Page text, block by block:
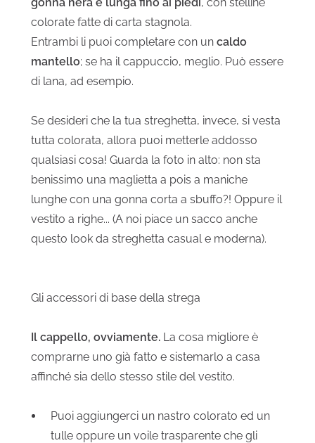
colorate fatte di carta stagnola.
Entrambi li puoi completare con un caldo
mantello; se ha il cappuccio, meglio. Può essere
di lana, ad esempio.
Se desideri che la tua streghetta, invece, si vesta
tutta colorata, allora puoi metterle addosso
qualsiasi cosa! Guarda la foto in alto: non sta
benissimo una maglietta a pois a maniche
lunghe con una gonna corta a sbuffo?! Oppure il
vestito a righe... (A noi piace un sacco anche
questo look da streghetta casual e moderna).
Gli accessori di base della strega
Il cappello, ovviamente. La cosa migliore è
comprarne uno già fatto e sistemarlo a casa
affinché sia dello stesso stile del vestito.
Puoi aggiungerci un nastro colorato ed un
tulle oppure un voile trasparente che gli